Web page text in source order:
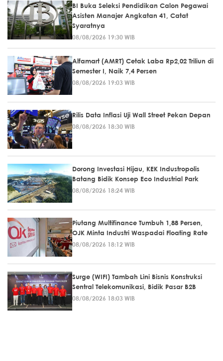
BI Buka Seleksi Pendidikan Calon Pegawai
Asisten Manajer Angkatan 41, Catat
Syaratnya
08/08/2026 19:30 WIB
Alfamart (AMRT) Cetak Laba Rp2,02 Triliun di
Semester I, Naik 7,4 Persen
08/08/2026 19:03 WIB
Rilis Data Inflasi Uji Wall Street Pekan Depan
08/08/2026 18:30 WIB
Dorong Investasi Hijau, KEK Industropolis
Batang Bidik Konsep Eco Industrial Park
08/08/2026 18:24 WIB
Piutang Multifinance Tumbuh 1,88 Persen,
OJK Minta Industri Waspadai Floating Rate
08/08/2026 18:12 WIB
Surge (WIFI) Tambah Lini Bisnis Konstruksi
Sentral Telekomunikasi, Bidik Pasar B2B
08/08/2026 18:03 WIB